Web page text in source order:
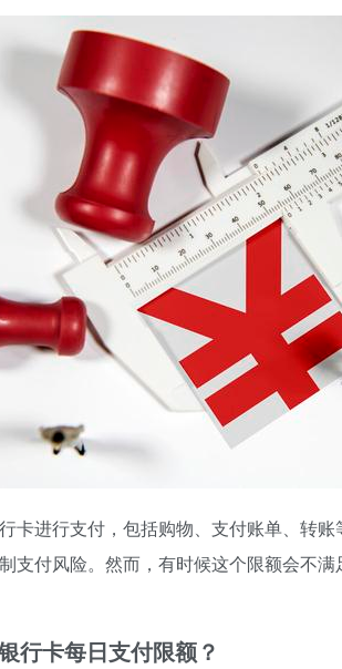
卡进行支付，包括购物、支付账单、转
支付风险。然而，有时候这个限额会不
行卡每日支付限额？